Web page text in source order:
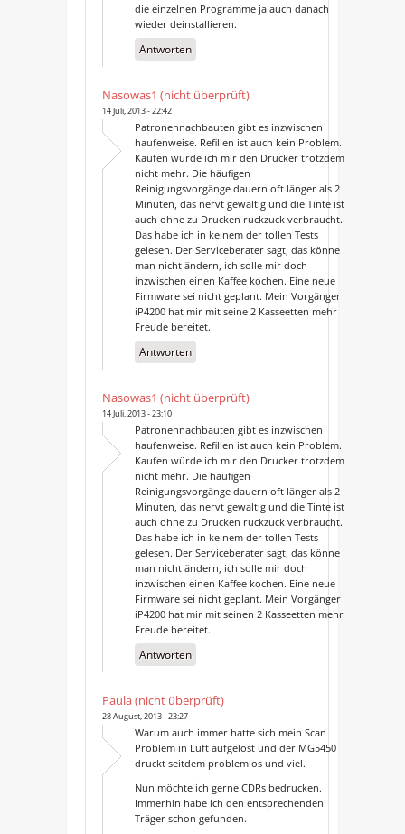
die einzelnen Programme ja auch danach
wieder deinstallieren.
Antworten
Nasowas1 (nicht überprüft)
14 Juli, 2013 - 22:42
Patronennachbauten gibt es inzwischen
haufenweise. Refillen ist auch kein Problem.
Kaufen würde ich mir den Drucker trotzdem
nicht mehr. Die häufigen
Reinigungsvorgänge dauern oft länger als 2
Minuten, das nervt gewaltig und die Tinte ist
auch ohne zu Drucken ruckzuck verbraucht.
Das habe ich in keinem der tollen Tests
gelesen. Der Serviceberater sagt, das könne
man nicht ändern, ich solle mir doch
inzwischen einen Kaffee kochen. Eine neue
Firmware sei nicht geplant. Mein Vorgänger
iP4200 hat mir mit seine 2 Kasseetten mehr
Freude bereitet.
Antworten
Nasowas1 (nicht überprüft)
14 Juli, 2013 - 23:10
Patronennachbauten gibt es inzwischen
haufenweise. Refillen ist auch kein Problem.
Kaufen würde ich mir den Drucker trotzdem
nicht mehr. Die häufigen
Reinigungsvorgänge dauern oft länger als 2
Minuten, das nervt gewaltig und die Tinte ist
auch ohne zu Drucken ruckzuck verbraucht.
Das habe ich in keinem der tollen Tests
gelesen. Der Serviceberater sagt, das könne
man nicht ändern, ich solle mir doch
inzwischen einen Kaffee kochen. Eine neue
Firmware sei nicht geplant. Mein Vorgänger
iP4200 hat mir mit seinen 2 Kasseetten mehr
Freude bereitet.
Antworten
Paula (nicht überprüft)
28 August, 2013 - 23:27
Warum auch immer hatte sich mein Scan
Problem in Luft aufgelöst und der MG5450
druckt seitdem problemlos und viel.
Nun möchte ich gerne CDRs bedrucken.
Immerhin habe ich den entsprechenden
Träger schon gefunden.